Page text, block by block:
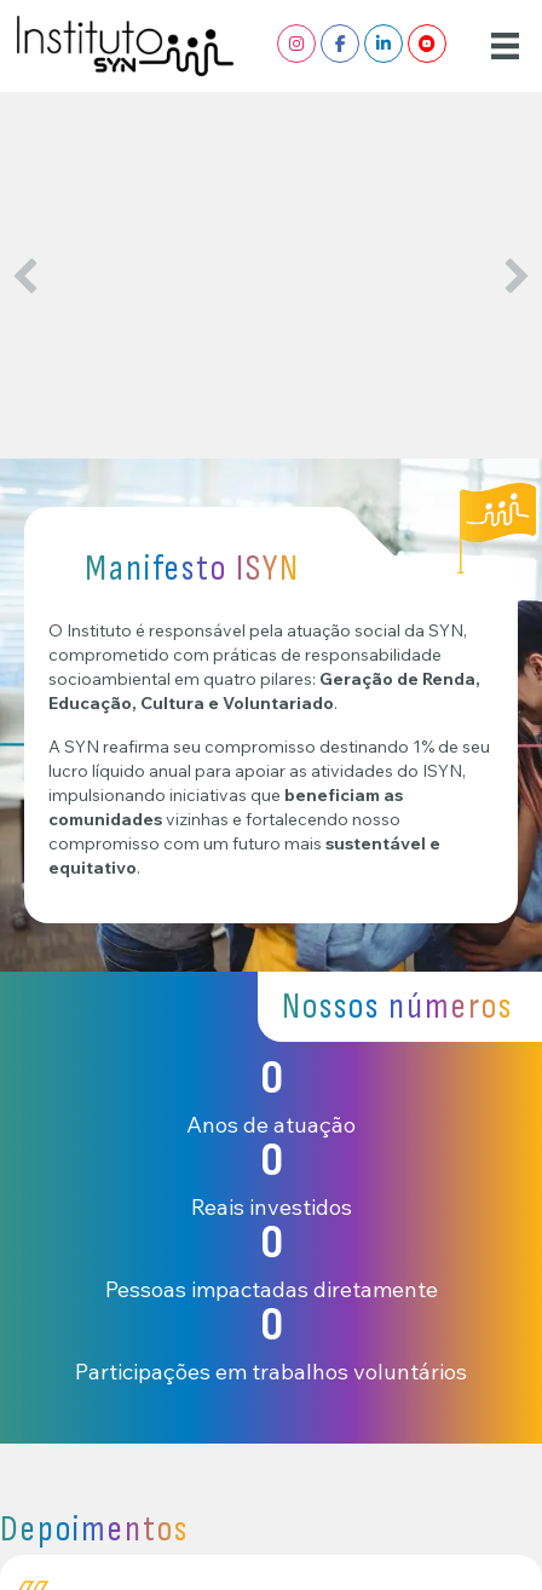
Manifesto ISYN
O Instituto é responsável pela atuação social da SYN,
comprometido com práticas de responsabilidade
socioambiental em quatro pilares: Geração de Renda,
Educação, Cultura e Voluntariado.
A SYN reafirma seu compromisso destinando 1% de seu
lucro líquido anual para apoiar as atividades do ISYN,
impulsionando iniciativas que beneficiam as
comunidadesvizinhas e fortalecendo nosso
compromisso com um futuro mais sustentável e
equitativo.
Nossos números
0
Anos de atuação
0
Reais investidos
0
Pessoas impactadas diretamente
0
Participações em trabalhos voluntários
Depoimentos